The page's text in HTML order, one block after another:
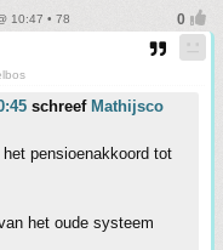
10:47 • 78
schreef Mathijsco
pensioenakkoord tot
het oude systeem